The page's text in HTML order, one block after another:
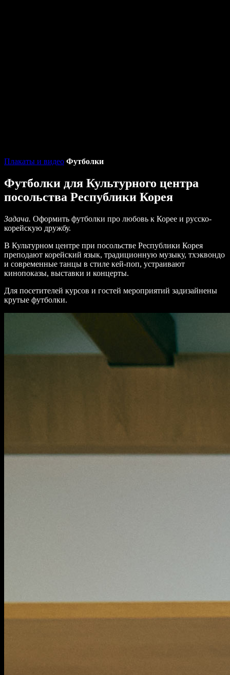
Плакаты и видео Футболки
Футболки для Культурного центра
посольства Республики Корея
Задача. Оформить футболки про любовь к Корее и русско-
корейскую дружбу.
В Культурном центре при посольстве Республики Корея
преподают корейский язык, традиционную музыку, тхэквондо
и современные танцы в стиле кей-поп, устраивают
кинопоказы, выставки и концерты.
Для посетителей курсов и гостей мероприятий задизайнены
крутые футболки.